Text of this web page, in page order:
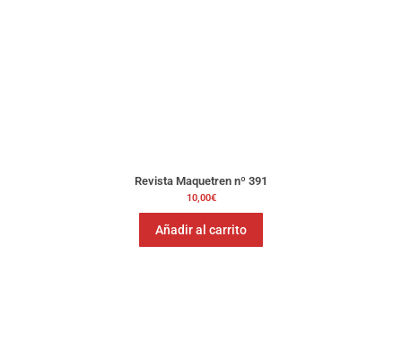
Revista Maquetren nº 391
10,00€
Añadir al carrito